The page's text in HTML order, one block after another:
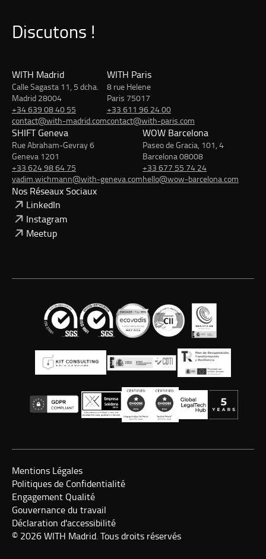
Discutons !
WITH Madrid
Calle Sagasta 11, 5 dcha.
Madrid 28004
+34 639 08 40 55
contact@with-madrid.com
WITH Paris
8 rue Helene
Paris 75017
+33 611 96 24 00
contact@with-paris.com
SHIFT Geneva
Rue Abraham-Gevray 6
Geneva 1201
+33 624 98 64 75
vadim.wichmann@with-geneva.com
WOW Barcelona
Paseo de Gracia, 101, 4
Barcelona 08008
+33 677 55 74 24
hello@wow-barcelona.com
Nos Réseaux Sociaux
LinkedIn
Instagram
Meetup
Mentions Légales
Politiques de Confidentialité
Engagement Qualité
Gouvernance du travail
Déclaration d'accessibilité
© 2026 WITH Madrid. Tous droits réservés